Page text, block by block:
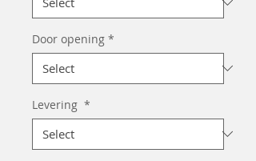
Door opening *
Levering *